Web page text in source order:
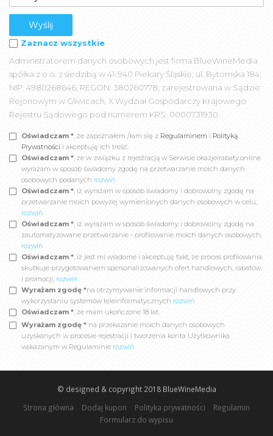
Zaznacz wszystkie
Administratorem danych osobowych jest firma BlueWineMedia
spółka z o.o. z siedzibą w 41-940 Piekary Śląskie; ul. Bytomska 184;
NIP: 4980268646, REGON: 380260778; zarejestrowana w Sądzie
Rejonowym w Gliwicach, X Wydział Gospodarczy Krajowego
Rejestru Sądowego pod numerem KRS: 0000731930.
Oświadczam *, że zapoznałem /łam się z Regulaminem i Polityką
Prywatności i akceptuję ich treść.
Oświadczam *, że w związku z rejestracją w Serwisie okazjeirabaty.online
wyrażam w sposób świadomy zgodę na przetwarzanie moich danych
osobowych podanych rozwiń
Oświadczam *, iż wyrażam w sposób świadomy i dobrowolny zgodę na
przetwarzanie moich powyżej wymienionych danych osobowych w celu,
rozwiń
Oświadczam *, iż wyrażam w sposób świadomy i dobrowolny zgodę na
zautomatyzowane przetwarzanie - profilowanie moich danych osobowych,
rozwiń
Oświadczam *, iż jest mi wiadome i akceptuję fakt, że proces profilowania
skutkuje przygotowaniem spersonalizowanych ofert handlowych, rabatów
i promocji, rozwiń
Wyrażam zgodę *na otrzymywanie informacji handlowych przy
wykorzystaniu systemów teleinformatycznych rozwiń
Oświadczam *, że mam ukończone 18 lat.
Wyrażam zgodę * na przekazanie moich danych osobowych
uzyskanych w procesie rejestracji i tworzenia konta Użytkownika
wskazanym w Regulaminie rozwiń
© designed & copyright 2018 BlueWineMedia
Strona główna
Dodaj kupon Polityka prywatności
Regulamin
Formularz do wypisu